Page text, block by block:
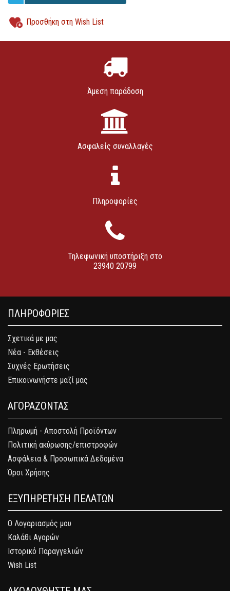
Προσθήκη στη Wish List
Άμεση παράδοση
Ασφαλείς συναλλαγές
Πληροφορίες
Τηλεφωνική υποστήριξη στο
23940 20799
ΠΛΗΡΟΦΟΡΙΕΣ
Σχετικά με μας
Νέα - Εκθέσεις
Συχνές Ερωτήσεις
Επικοινωνήστε μαζί μας
ΑΓΟΡΑΖΟΝΤΑΣ
Πληρωμή - Αποστολή Προϊόντων
Πολιτική ακύρωσης/επιστροφών
Ασφάλεια & Προσωπικά Δεδομένα
Όροι Χρήσης
ΕΞΥΠΗΡΕΤΗΣΗ ΠΕΛΑΤΩΝ
Ο Λογαριασμός μου
Καλάθι Αγορών
Ιστορικό Παραγγελιών
Wish List